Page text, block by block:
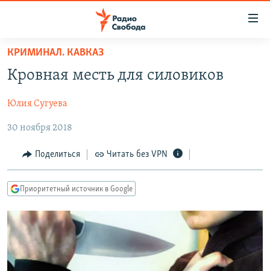
упрощенного
доступа
содержанию
Вернутся
главной
навигации
Вернутся
поиску
ПОДКАСТЫ
АВТОРСКИЕ ПРОЕКТЫ
ЦИТАТЫ СВОБОДЫ
МНЕНИЯ
КУЛЬТУРА
IDEL.РЕАЛИИ
КАВКАЗ.РЕАЛИИ
СЕВЕР.РЕАЛИИ
СИБИРЬ.РЕАЛИИ
КРИМИНАЛ. КАВКАЗ
Кровная месть для силовиков
Юлия Сугуева
30 ноября 2018
Поделиться Читать без VPN
Приоритетный источник в Google